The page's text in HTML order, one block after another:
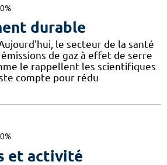
durable
le secteur de la santé
de gaz à effet de serre
le rappellent les scientifiques
compte pour rédu
et activité